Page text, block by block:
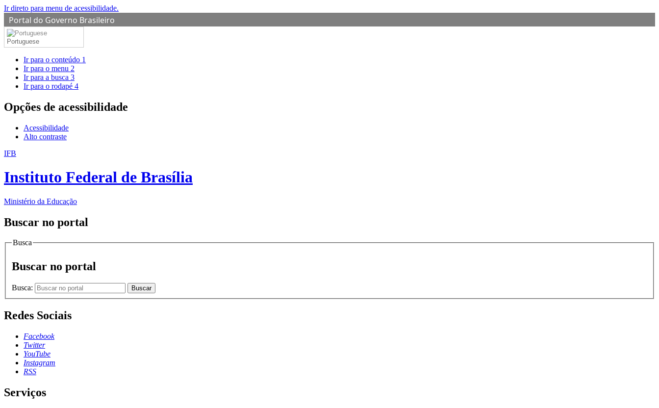
Ir direto para menu de acessibilidade.
Portal do Governo Brasileiro
Portuguese
Ir para o conteúdo 1
Ir para o menu 2
Ir para a busca 3
Ir para o rodapé 4
Opções de acessibilidade
Acessibilidade
Alto contraste
IFB
Instituto Federal de Brasília
Ministério da Educação
Buscar no portal
Busca
Buscar no portal
Busca: Buscar
Redes Sociais
Facebook
Twitter
YouTube
Instagram
RSS
Serviços